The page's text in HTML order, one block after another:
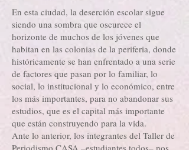
En esta ciudad, la deserción escolar sigue
siendo una sombra que oscurece el
horizonte de muchos de los jóvenes que
habitan en las colonias de la periferia, donde
históricamente se han enfrentado a una serie
de factores que pasan por lo familiar, lo
social, lo institucional y lo económico, entre
los más importantes, para no abandonar sus
estudios, que es el capital más importante
que están construyendo para la vida.
Ante lo anterior, los integrantes del Taller de
Periodismo CASA –estudiantes todos– nos